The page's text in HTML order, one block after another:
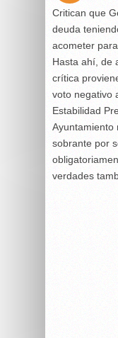
Critican que
deuda
acometer
Hasta ahí, de
crítica
voto negativo
Estabilidad
Ayuntamiento
sobrante por
verdades